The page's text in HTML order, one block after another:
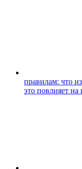
правилам: что
это повлияет на